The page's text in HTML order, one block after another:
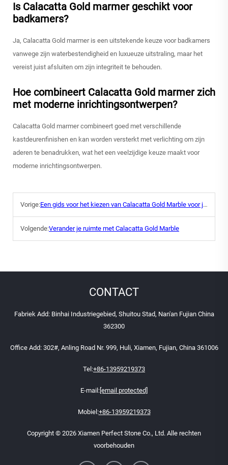
Is Calacatta Gold marmer geschikt voor
badkamers?
Ja, Calacatta Gold marmer is een uitstekende keuze voor badkamers
vanwege zijn waterbestendigheid en luxueuze uitstraling, maar het
vereist juist afsluiten om zijn integriteit te behouden.
Hoe combineert Calacatta Gold marmer zich
met moderne inrichtingsontwerpen?
Calacatta Gold marmer combineert goed met verschillende
kastdeurenfinishen en kan worden versterkt met verlichting om zijn
aderen te benadrukken, wat het een veelzijdige keuze maakt voor
moderne inrichtingsontwerpen.
Vorige:Een gids voor het kiezen van Calacatta Gold Marble voor je project
Volgende:Verander je ruimte met Calacatta Gold Marble
CONTACT
Fabriek Add: Binhai Industriegebied, Shuitou Stad, Nan'an Fujian China
362300
Office Add: 302#, Anling Road Nr. 999, Huli, Xiamen, Fujian, China 361006
Tel:+86-13959219373
E-mail: [email protected]
Mobiel:+86-13959219373
Copyright © 2026 Xiamen Perfect Stone Co., Ltd. Alle rechten
voorbehouden